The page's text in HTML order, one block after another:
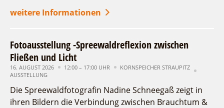
weitere Informationen
Fotoausstellung -Spreewaldreflexion zwischen
Fließen und Licht
16. AUGUST 2026 12:00 – 17:00 UHR
KORNSPEICHER STRAUPITZ
AUSSTELLUNG
Die Spreewaldfotografin Nadine Schneegaß zeigt in
ihren Bildern die Verbindung zwischen Brauchtum &